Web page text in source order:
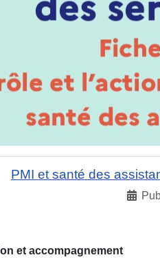
PMI et santé des
et accompagnement